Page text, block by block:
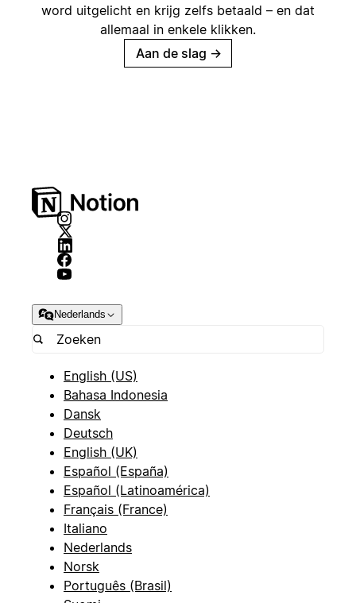
word uitgelicht en krijg zelfs betaald – en dat
allemaal in enkele klikken.
Aan de slag →
Nederlands
English (US)
Bahasa Indonesia
Dansk
Deutsch
English (UK)
Español (España)
Español (Latinoamérica)
Français (France)
Italiano
Nederlands
Norsk
Português (Brasil)